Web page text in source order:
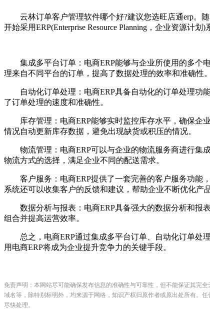
云林订单客户管理软件哪个好?建议您选旺店通erp。随
开始采用ERP(Enterprise Resource Planning，企业资源计
集成多平台订单：电商ERP能够与企业所使用的多个电
理来自不同平台的订单，提高了数据处理的效率和准确性。
自动化订单处理：电商ERP具备自动化的订单处理功能
了订单处理的速度和准确性。
库存管理：电商ERP能够实时监控库存水平，确保企业
情况自动更新库存数据，避免出现缺货或积压的情况。
物流管理：电商ERP可以与企业的物流服务商进行集成
物流方式的选择，满足企业不同的配送需求。
客户服务：电商ERP提供了一套完善的客户服务功能，
系统还可以收集客户的反馈和建议，帮助企业不断优化产
数据分析与报表：电商ERP具备强大的数据分析和报表
组合并提高运营效率。
总之，电商ERP通过集成多平台订单、自动化订单处理
用电商ERP将成为企业提升竞争力的关键手段。
免责声明：本网站尽可能确保发布信息的准确性与可靠性，但不能保证其完
域名等，除特别标明外，均来源于网络，知识产权归原作者或原出处所有。
尽快处理。